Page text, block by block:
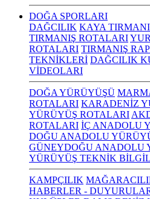
DOĞA SPORLARI
DAĞCILIK KAYA
TIRMANIŞ ROTALARI
ROTALARI TIRMANIŞ
TEKNİKLERİ DAĞCILIK
VİDEOLARI
DOĞA YÜRÜYÜŞÜ
ROTALARI KARADENİZ
YÜRÜYÜŞ ROTALARI
ROTALARI İÇ ANADOLU
DOĞU ANADOLU
GÜNEYDOĞU ANADOLU
YÜRÜYÜŞ TEKNİK
KAMPÇILIK
HABERLER -